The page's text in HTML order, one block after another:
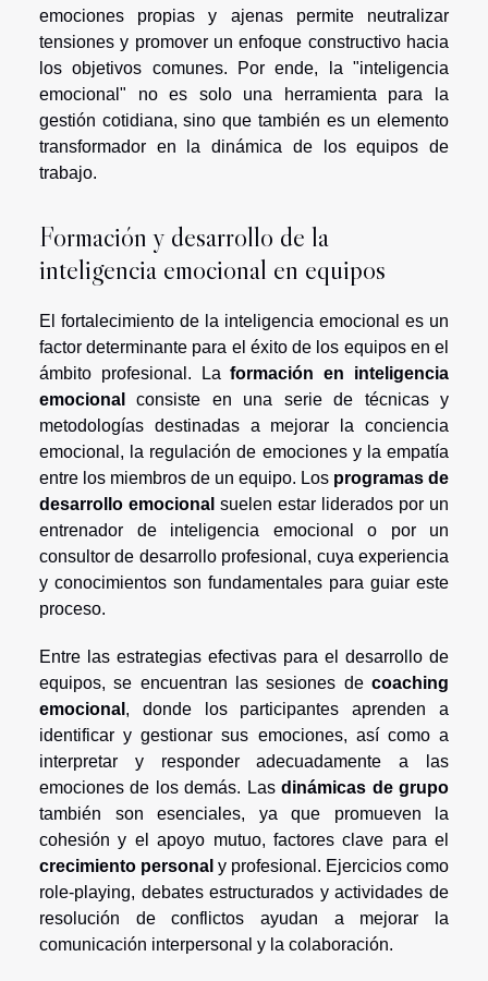
emociones propias y ajenas permite neutralizar
tensiones y promover un enfoque constructivo hacia
los objetivos comunes. Por ende, la "inteligencia
emocional" no es solo una herramienta para la
gestión cotidiana, sino que también es un elemento
transformador en la dinámica de los equipos de
trabajo.
Formación y desarrollo de la
inteligencia emocional en equipos
El fortalecimiento de la inteligencia emocional es un
factor determinante para el éxito de los equipos en el
ámbito profesional. Laformación en inteligencia
emocional
consiste en una serie de técnicas y
metodologías destinadas a mejorar la conciencia
emocional, la regulación de emociones y la empatía
entre los miembros de un equipo. Los programas de
desarrollo emocional suelen estar liderados por un
entrenador de inteligencia emocional o por un
consultor de desarrollo profesional, cuya experiencia
y conocimientos son fundamentales para guiar este
proceso.
Entre las estrategias efectivas para el desarrollo de
equipos, se encuentran las sesiones de coaching
emocional , donde los participantes aprenden a
identificar y gestionar sus emociones, así como a
interpretar y responder adecuadamente a las
emociones de los demás. Lasdinámicas de grupo
también son esenciales, ya que promueven la
cohesión y el apoyo mutuo, factores clave para el
crecimiento personal y profesional. Ejercicios como
role-playing, debates estructurados y actividades de
resolución de conflictos ayudan a mejorar la
comunicación interpersonal y la colaboración.